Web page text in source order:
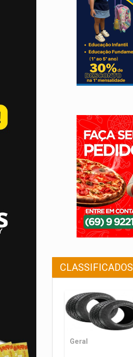
CLASSIFICADOS
Geral